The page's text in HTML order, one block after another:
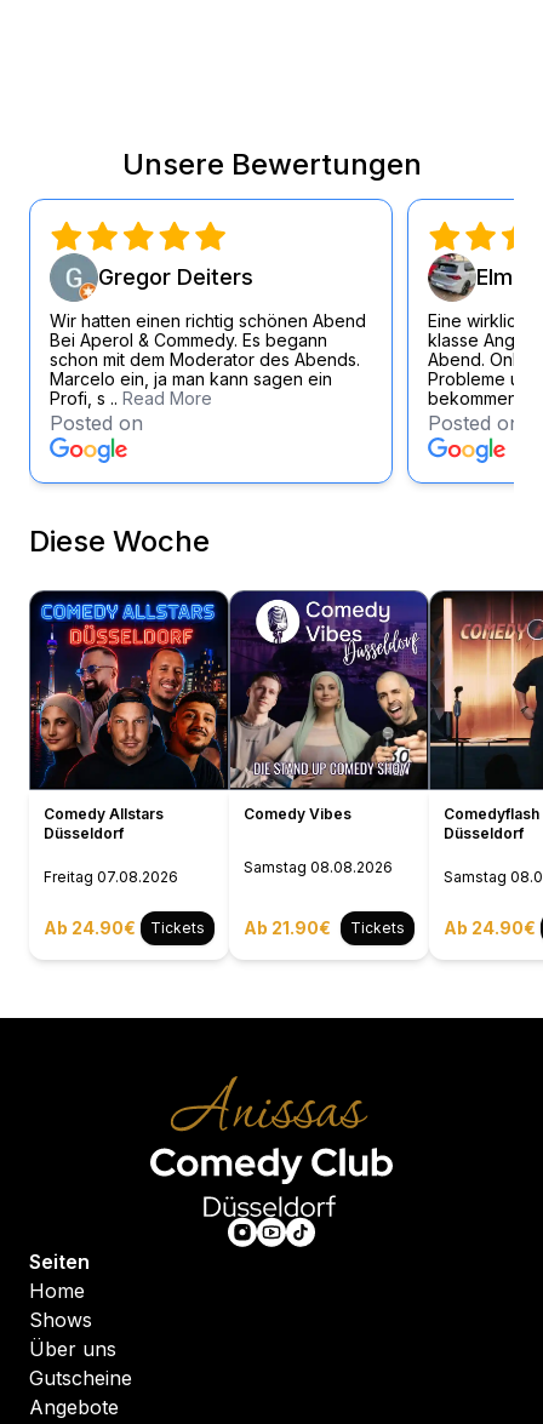
Unsere Bewertungen
Gregor Deiters
Wir hatten einen richtig schönen Abend
Bei Aperol & Commedy. Es begann
schon mit dem Moderator des Abends.
Marcelo ein, ja man kann sagen ein
Profi, s .. Read More
Posted on
Elmar
Eine wirklich
klasse
Abend.
Probleme
bekommen
Posted on
Diese Woche
Comedy Allstars
Düsseldorf
Freitag 07.08.2026
Ab 24.90€ Tickets
Comedy Vibes
Samstag 08.08.2026
Ab 21.90€ Tickets
Comedyflash
Düsseldorf
Samstag
Ab 24.90€
Seiten
Home
Shows
Über uns
Gutscheine
Angebote